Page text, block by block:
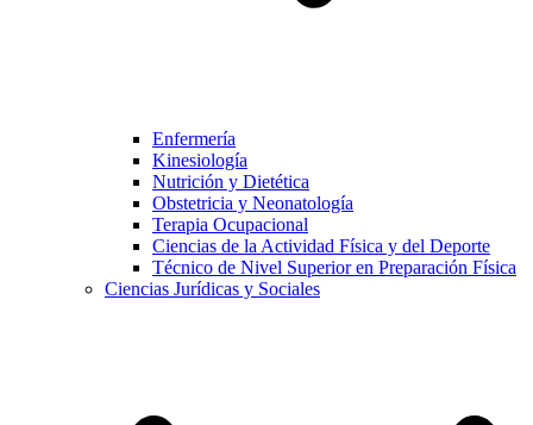
Enfermería
Kinesiología
Nutrición y Dietética
Obstetricia y Neonatología
Terapia Ocupacional
Ciencias de la Actividad Física y del Deporte
Técnico de Nivel Superior en Preparación Física
Ciencias Jurídicas y Sociales